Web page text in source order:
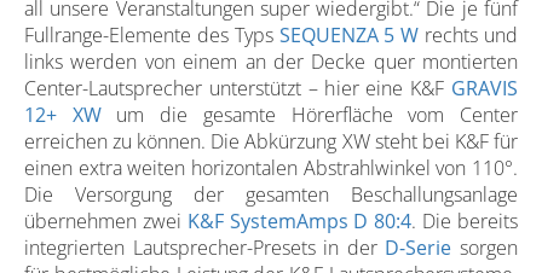
all unsere Veranstaltungen super wiedergibt.“ Die je fünf
Fullrange-Elemente des Typs SEQUENZA 5 W rechts und
links werden von einem an der Decke quer montierten
Center-Lautsprecher unterstützt – hier eine K&F GRAVIS
12+ XWum die gesamte Hörerfläche vom Center
erreichen zu können. Die Abkürzung XW steht bei K&F für
einen extra weiten horizontalen Abstrahlwinkel von 110°.
Die Versorgung der gesamten Beschallungsanlage
übernehmen zwei K&F SystemAmps D 80:4. Die bereits
integrierten Lautsprecher-Presets in der D-Serie sorgen